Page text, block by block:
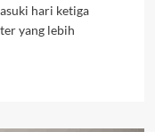
hari ketiga
yang lebih